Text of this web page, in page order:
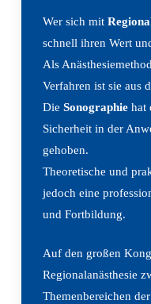
Wer sich mit
schnell ihren Wert
Als
Verfahren ist sie aus
Die Sonographiehat
Sicherheit in der
gehoben.
Theoretische und
jedoch eine
und Fortbildung.
Auf den großen
Regionalanästhesie
Themenbereichen